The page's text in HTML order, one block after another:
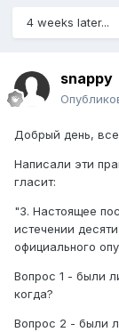
4 weeks later...
snappy
Добрый день,
Написали эти
гласит:
"3. Настоящее
истечении
официального
Вопрос 1 - были
когда?
Вопрос 2 - были